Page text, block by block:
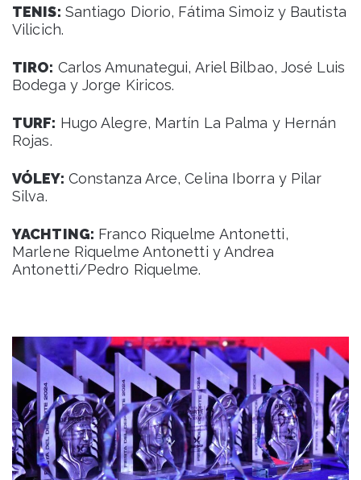
TENIS: Santiago Diorio, Fátima Simoiz y Bautista
Vilicich.
TIRO: Carlos Amunategui, Ariel Bilbao, José Luis
Bodega y Jorge Kiricos.
TURF: Hugo Alegre, Martín La Palma y Hernán
Rojas.
VÓLEY: Constanza Arce, Celina Iborra y Pilar
Silva.
YACHTING: Franco Riquelme Antonetti,
Marlene Riquelme Antonetti y Andrea
Antonetti/Pedro Riquelme.